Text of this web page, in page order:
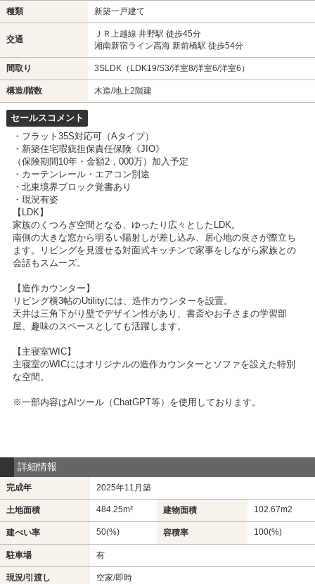
種類 新築一戸建て
交通
ＪＲ上越線 井野駅 徒歩45分
湘南新宿ライン高海 新前橋駅 徒歩54分
間取り 3SLDK（LDK19/S3/洋室8/洋室6/洋室6）
構造/階数 木造/地上2階建
セールスコメント
・フラット35S対応可（Aタイプ）
・新築住宅瑕疵担保責任保険《JIO》
（保険期間10年・金額2，000万）加入予定
・カーテンレール・エアコン別途
・北東境界ブロック覚書あり
・現況有姿
【LDK】
家族のくつろぎ空間となる、ゆったり広々としたLDK。
南側の大きな窓から明るい陽射しが差し込み、居心地の良さが際立ち
ます。リビングを見渡せる対面式キッチンで家事をしながら家族との
会話もスムーズ。
【造作カウンター】
リビング横3帖のUtilityには、造作カウンターを設置。
天井は三角下がり壁でデザイン性があり、書斎やお子さまの学習部
屋、趣味のスペースとしても活躍します。
【主寝室WIC】
主寝室のWICにはオリジナルの造作カウンターとソファを設えた特別
な空間。
※一部内容はAIツール（ChatGPT等）を使用しております。
詳細情報
完成年 2025年11月築
土地面積 484.25m² 建物面積 102.67m2
建ぺい率 50(%) 容積率 100(%)
駐車場 有
現況/引渡し 空家/即時